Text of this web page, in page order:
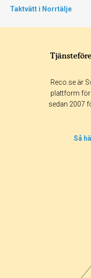
Taktvätt i Norrtälje
Reco.se är
plattform
sedan 2007
Så